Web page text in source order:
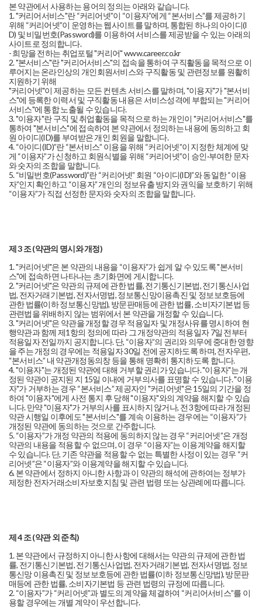
본 약관에서 사용하는 용어의 정의는 아래와 같습니다.
1. "커리어서비스"란 “커리어넷”이 “이용자”에게 “본서비스”를 제공하기
위해 “커리어넷”이 운영하는 웹사이트를 말하며, 통합된 하나의 아이디(I
D) 및 비밀번호(Password)를 이용하여 서비스를 제공받을 수 있는 아래의
사이트로 정의합니다.
- 희망을 전하는 취업포털 "커리어" www.career.co.kr
2. "본서비스"란 "커리어서비스"의 접속을 통하여 구직활동을 목적으로 이
루어지는 온라인상의 개인회원서비스와 구직활동 및 관련정보를 원활히
지원하기 위해
"커리어넷"이 제공하는 모든 컨텐츠 서비스를 말하며, "이용자"가 "본서비
스"에 등록한 이력서 및 구직활동 내용은 서비스성격에 부합되는 "커리어
서비스"에 통합 노출될 수 있습니다.
3. "이용자"란 구직 및 취업활동을 목적으로 하는 개인이 "커리어서비스"를
통하여 "본서비스"에 접속하여 본 약관에서 정의하는 내용에 동의하고 회
원 아이디(ID)를 부여받은 개인 회원을 말합니다.
4. “아이디(ID)”란 “본서비스” 이용을 위해 “커리어넷”이 지정한 체계에 맞
게 “이용자”가 신청하고 회원식별을 위해 “커리어넷”이 승인·부여한 문자
와 숫자의 조합을 말합니다.
5. “비밀번호(Password)”란 “커리어넷” 회원 “아이디(ID)”와 동일한 “이용
자”인지 확인하고 “이용자” 개인의 정보유출 방지와 권익을 보호하기 위해
“이용자”가 직접 선정한 문자와 숫자의 조합을 말합니다.
제 3 조 (약관의 명시와 개정)
1. "커리어넷"은 본 약관의 내용을 “이용자”가 쉽게 알 수 있도록 "본서비
스"에 접속하면 나타나는 초기화면에 게시합니다.
2. "커리어넷"은 약관의 규제에 관한 법률, 전기통신기본법, 전기통신사업
법, 전자거래기본법, 전자서명법, 정보통신망이용촉진 및 정보보호등에
관한 법률(이하 정보통신망법), 방문판매등에 관한 법률, 소비자기본법 등
관련법을 위배하지 않는 범위에서 본 약관을 개정할 수 있습니다.
3. "커리어넷"은 약관을 개정할 경우 적용일자 및 개정사유를 명시하여 현
행약관과 함께 제1항의 정의에 따라 그 개정약관의 적용일자 7일 전부터
적용일자 전일까지 공지합니다. 단, “이용자”의 권리와 의무에 중대한 영향
을 주는 개정의 경우에는 적용일자 30일 전에 공지하도록 하며, 전자우편,
“본서비스” 내 약관개정동의창 등을 통해 명확히 통지하도록 합니다.
4. "이용자"는 개정된 약관에 대해 거부할 권리가 있습니다. "이용자"는 개
정된 약관이 공지된 지 15일 이내에 거부의사를 표명할 수 있습니다. "이용
자"가 거부하는 경우 “본서비스” 제공자인 "커리어넷"은 15일의 기간을 정
하여 "이용자"에게 사전 통지 후 당해 "이용자"와의 계약을 해지할 수 있습
니다. 만약 "이용자"가 거부의사를 표시하지 않거나, 전 3항에 따라 개정된
약관 시행일 이후에도 "본서비스"를 계속 이용하는 경우에는 “이용자”가
개정된 약관에 동의하는 것으로 간주합니다.
5. “이용자”가 개정 약관의 적용에 동의하지 않는 경우 “커리어넷”은 개정
약관의 내용을 적용할 수 없으며, 이 경우 “이용자”는 이용계약을 해지할
수 있습니다. 단, 기존 약관을 적용할 수 없는 특별한 사정이 있는 경우 “커
리어넷”은 “이용자”와 이용계약을 해지할 수 있습니다.
6. 본 약관에서 정하지 아니한 사항과 이 약관의 해석에 관하여는 정부가
제정한 전자거래소비자보호지침 및 관련 법령 또는 상관례에 따릅니다.
제 4 조 (약관 외 준칙)
1. 본 약관에서 규정하지 아니한 사항에 대해서는 약관의 규제에 관한 법
률, 전기통신기본법, 전기통신사업법, 전자거래기본법, 전자서명법, 정보
통신망 이용촉진 및 정보보호등에 관한 법률(이하 정보통신망법), 방문판
매등에 관한 법률, 소비자기본법 등 관련 법령의 규정에 따릅니다.
2. “이용자”가 “커리어넷”과 별도의 계약을 체결하여 “커리어서비스”를 이
용할 경우에는 개별 계약이 우선합니다.